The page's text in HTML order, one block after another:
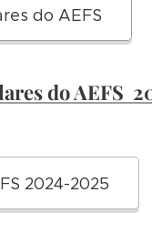
do AEFS
do AEFS
2024-2025